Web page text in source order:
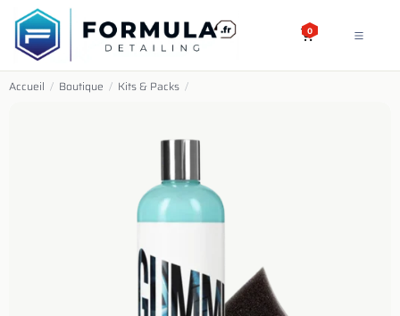
SE RENDRE AU CONTENU
0
Accueil / Boutique / Kits & Packs /